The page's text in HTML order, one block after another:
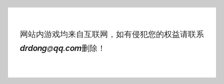
网站内游戏均来自互联网，如有侵犯您的权益请联系
drdong@qq.com删除！